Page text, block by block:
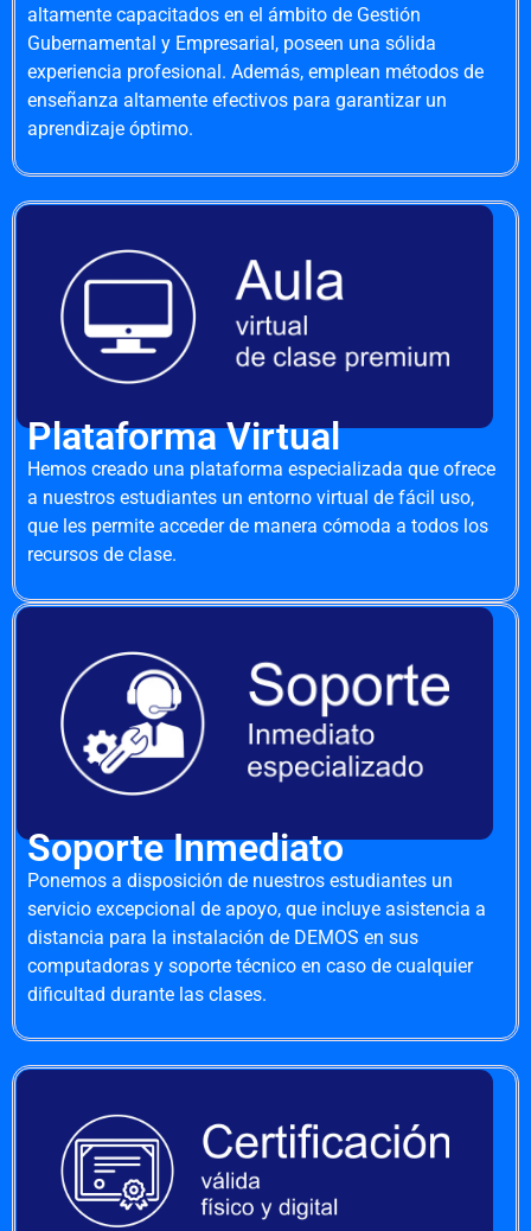
altamente capacitados en el ámbito de Gestión
Gubernamental y Empresarial, poseen una sólida
experiencia profesional. Además, emplean métodos de
enseñanza altamente efectivos para garantizar un
aprendizaje óptimo.
Plataforma Virtual
Hemos creado una plataforma especializada que ofrece
a nuestros estudiantes un entorno virtual de fácil uso,
que les permite acceder de manera cómoda a todos los
recursos de clase.
Soporte Inmediato
Ponemos a disposición de nuestros estudiantes un
servicio excepcional de apoyo, que incluye asistencia a
distancia para la instalación de DEMOS en sus
computadoras y soporte técnico en caso de cualquier
dificultad durante las clases.